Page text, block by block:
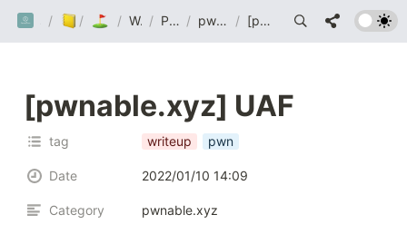
까망눈 연구소
/ Post
/ Wargame
/ Wargame/ Pwnable.xyz / pwnable.xyz write up / [pwnable.xyz] UAF
[pwnable.xyz] UAF
tag writeup pwn
Date 2022/01/10 14:09
Category pwnable.xyz